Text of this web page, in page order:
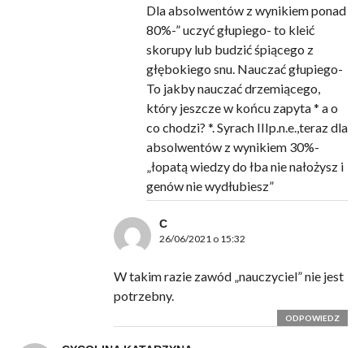
Dla absolwentów z wynikiem ponad
80%-” uczyć głupiego- to kleić
skorupy lub budzić śpiącego z
głębokiego snu. Nauczać głupiego-
To jakby nauczać drzemiącego,
który jeszcze w końcu zapyta * a o
co chodzi? *. Syrach IIIp.n.e.,teraz dla
absolwentów z wynikiem 30%-
„łopatą wiedzy do łba nie nałożysz i
genów nie wydłubiesz”
C
26/06/2021 o 15:32
W takim razie zawód „nauczyciel” nie jest
potrzebny.
ODPOWIEDZ